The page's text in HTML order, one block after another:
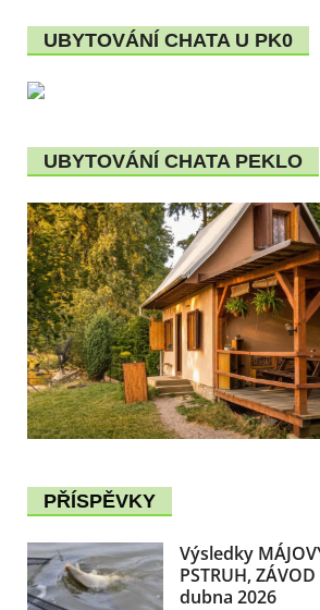
UBYTOVÁNÍ CHATA U PK0
UBYTOVÁNÍ CHATA PEKLO
PŘÍSPĚVKY
Výsledky
PSTRUH,
dubna 2026